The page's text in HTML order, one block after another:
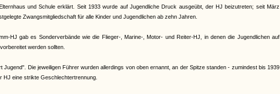
und Schule erklärt. Seit 1933 wurde auf Jugendliche Druck ausgeübt, der HJ beizutreten; seit März
Zwangsmitgliedschaft für alle Kinder und Jugendlichen ab zehn Jahren.
HJ gab es Sonderverbände wie die Flieger-, Marine-, Motor- und Reiter-HJ, in denen die Jugendlichen auf
werden sollten.
Die jeweiligen Führer wurden allerdings von oben ernannt, an der Spitze standen - zumindest bis 1939
HJ eine strikte Geschlechtertrennung.